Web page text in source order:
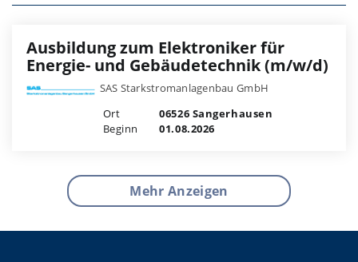
Ausbildung zum Elektroniker für
Energie- und Gebäudetechnik (m/w/d)
SAS Starkstromanlagenbau GmbH
Ort
06526 Sangerhausen
Beginn
01.08.2026
Mehr Anzeigen